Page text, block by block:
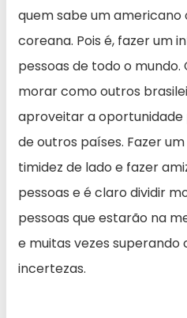
quem sabe um americano
coreana. Pois é, fazer um
pessoas de todo o
morar como outros
aproveitar a
de outros países. Fazer
timidez de lado e fazer
pessoas e é claro dividir
pessoas que estarão na
e muitas vezes superando
incertezas.